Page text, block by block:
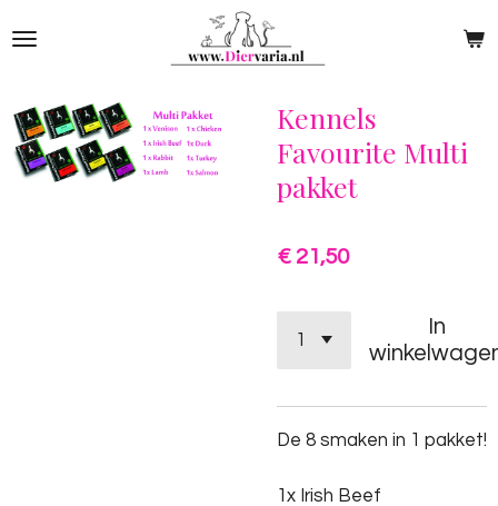
direct
de
hoofdinhoud
Kennels
Favourite Multi
pakket
€ 21,50
In
De 8 smaken in 1 pakket!
1x Irish Beef